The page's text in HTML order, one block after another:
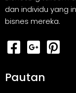
dan individu yang
bisnes mereka.
Pautan